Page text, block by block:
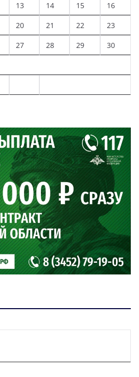
13 14 15 16
20 21 22 23
27 28 29 30